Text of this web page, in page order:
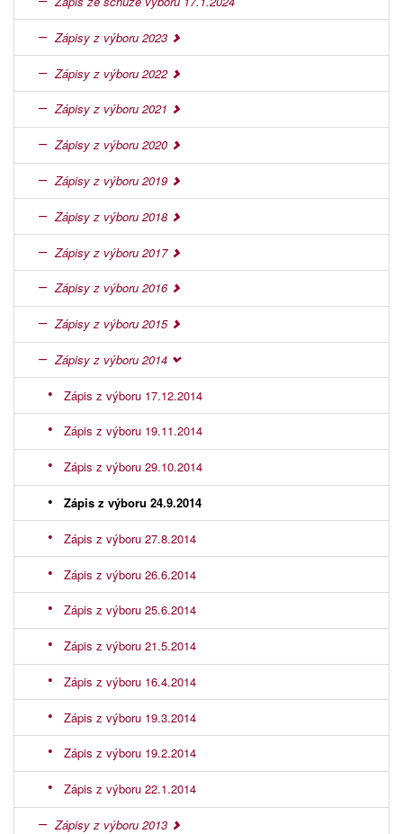
Zápisy z výboru 2023
Zápisy z výboru 2022
Zápisy z výboru 2021
Zápisy z výboru 2020
Zápisy z výboru 2019
Zápisy z výboru 2018
Zápisy z výboru 2017
Zápisy z výboru 2016
Zápisy z výboru 2015
Zápisy z výboru 2014
Zápis z výboru 17.12.2014
Zápis z výboru 19.11.2014
Zápis z výboru 29.10.2014
Zápis z výboru 24.9.2014
Zápis z výboru 27.8.2014
Zápis z výboru 26.6.2014
Zápis z výboru 25.6.2014
Zápis z výboru 21.5.2014
Zápis z výboru 16.4.2014
Zápis z výboru 19.3.2014
Zápis z výboru 19.2.2014
Zápis z výboru 22.1.2014
Zápisy z výboru 2013